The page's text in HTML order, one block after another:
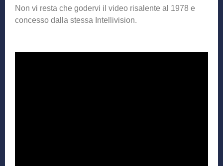
Non vi resta che godervi il video risalente al 1978 e
concesso dalla stessa Intellivision.